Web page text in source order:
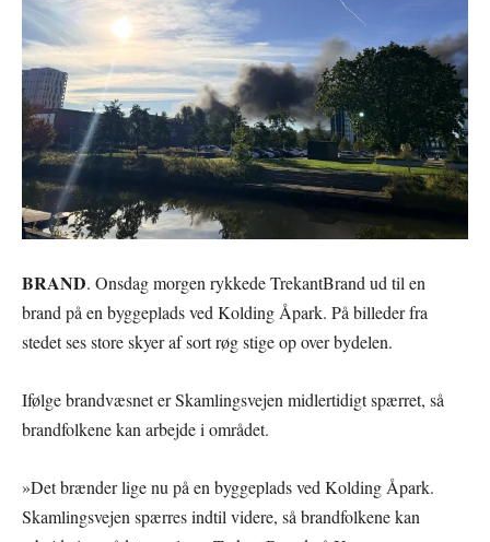
BRAND. Onsdag morgen rykkede TrekantBrand ud til en
brand på en byggeplads ved Kolding Åpark. På billeder fra
stedet ses store skyer af sort røg stige op over bydelen.
Ifølge brandvæsnet er Skamlingsvejen midlertidigt spærret, så
brandfolkene kan arbejde i området.
»Det brænder lige nu på en byggeplads ved Kolding Åpark.
Skamlingsvejen spærres indtil videre, så brandfolkene kan